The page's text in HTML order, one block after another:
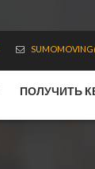
ПОЛУЧИТЬ